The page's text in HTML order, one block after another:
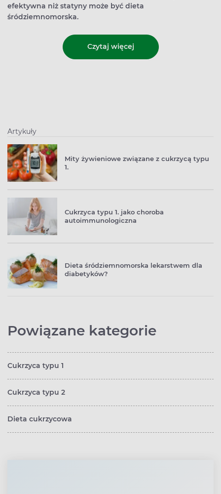
efektywna niż statyny może być dieta
śródziemnomorska.
Czytaj więcej
Artykuły
Mity żywieniowe związane z cukrzycą typu
1.
Cukrzyca typu 1. jako choroba
autoimmunologiczna
Dieta śródziemnomorska lekarstwem dla
diabetyków?
Powiązane kategorie
Cukrzyca typu 1
Cukrzyca typu 2
Dieta cukrzycowa